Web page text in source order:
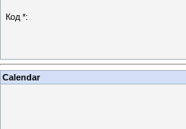
Код *:
Calendar